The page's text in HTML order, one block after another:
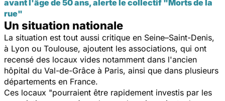
avant l'âge de 50 ans, alerte le collectif "Morts de la
rue"
Un situation nationale
La situation est tout aussi critique en Seine–Saint-Denis,
à Lyon ou Toulouse, ajoutent les associations, qui ont
recensé des locaux vides notamment dans l'ancien
hôpital du Val-de-Grâce à Paris, ainsi que dans plusieurs
départements en France.
Ces locaux "pourraient être rapidement investis par les